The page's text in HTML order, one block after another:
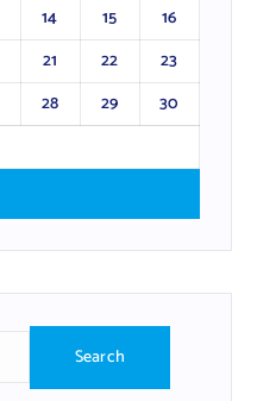
14 15
16
21 22
23
28 29
30